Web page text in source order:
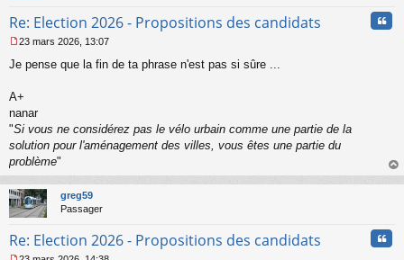
o
l
u
Re: Election 2026 - Propositions des candidats
e
s
g
e
n
o
l
u
23 mars 2026, 13:07
Je pense que la fin de ta phrase n'est pas si sûre ...
A+
nanar
"Si vous ne considérez pas le vélo urbain comme une partie de la
solution pour l'aménagement des villes, vous êtes une partie du
problème"
au
greg59
Passager
Re: Election 2026 - Propositions des candidats